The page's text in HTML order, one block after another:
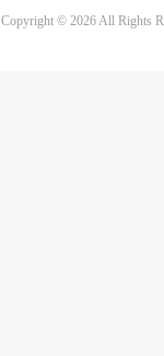
Copyright © 2026 All Rights